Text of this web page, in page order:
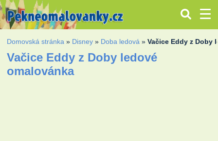
Domovská stránka » Disney » Doba ledová »Vačice Eddy z Doby
Vačice Eddy z Doby ledové
omalovánka